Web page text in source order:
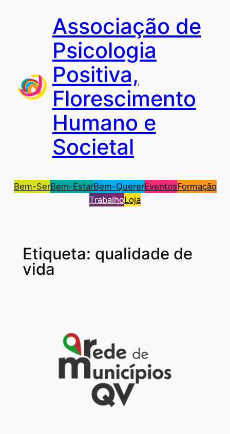
Associação de
Psicologia
Positiva,
Florescimento
Humano e
Societal
Bem-SerBem-EstarBem-QuererEventosFormação
TrabalhoLoja
Etiqueta: qualidade de
vida